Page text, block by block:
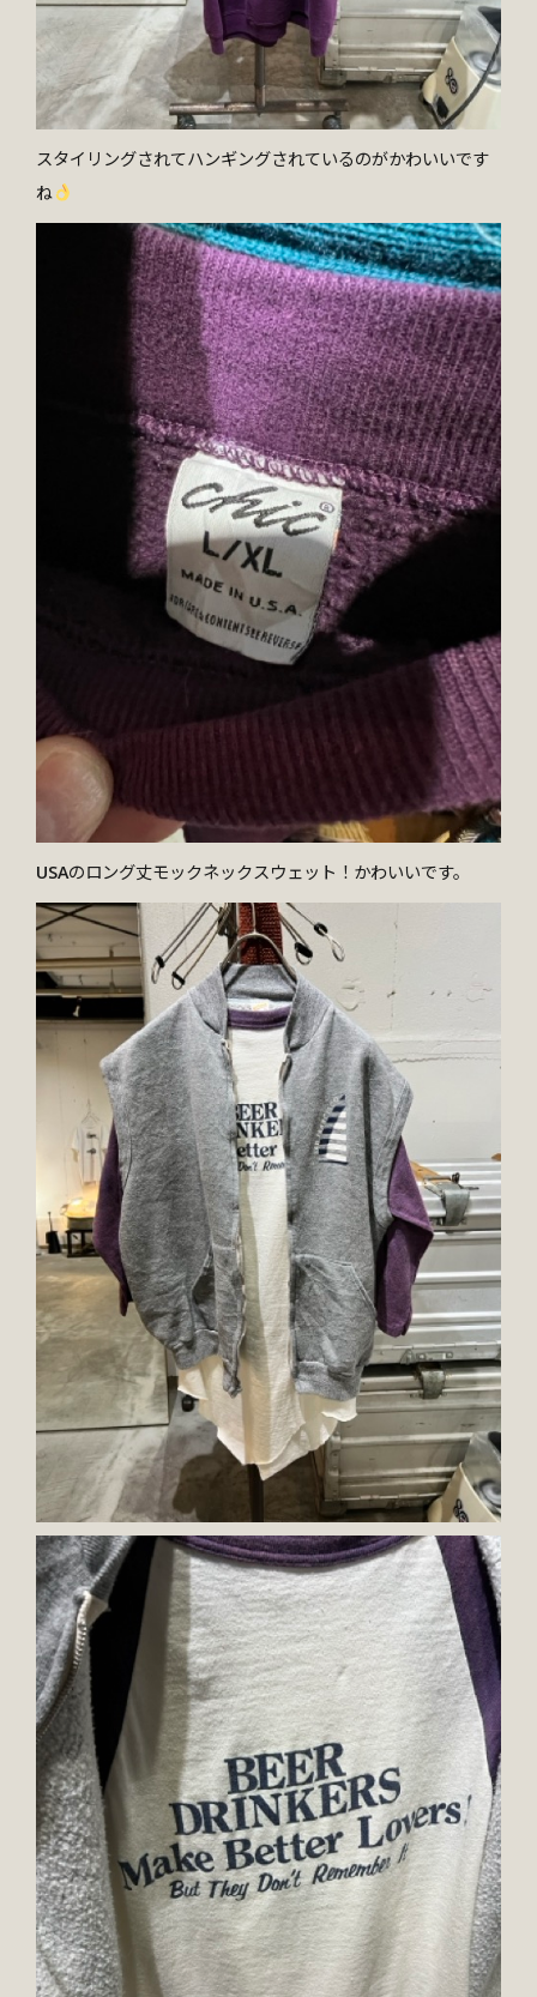
スタイリングされてハンギングされているのがかわいいです
ね
USAのロング丈モックネックスウェット！かわいいです。